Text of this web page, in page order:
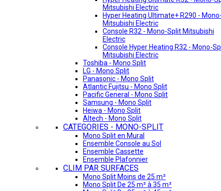
Mitsubishi Electric
Hyper Heating Ultimate+ R290 -
Mitsubishi Electric
Console R32 - Mono-Split Mitsubishi
Electric
Console Hyper Heating R32 - Mono-
Mitsubishi Electric
Toshiba - Mono Split
LG - Mono Split
Panasonic - Mono Split
Atlantic Fujitsu - Mono Split
Pacific General - Mono Split
Samsung - Mono Split
Heiwa - Mono Split
Altech - Mono Split
CATEGORIES - MONO-SPLIT
Mono Split en Mural
Ensemble Console au Sol
Ensemble Cassette
Ensemble Plafonnier
CLIM PAR SURFACES
Mono Split Moins de 25 m²
Mono Split De 25 m² à 35 m²